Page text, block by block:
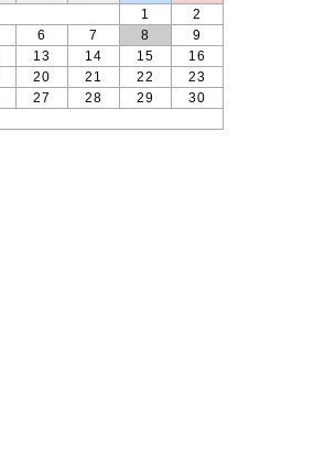
1
2
6 7 8
9
13 14 15
16
20 21 22
23
27 28 29
30